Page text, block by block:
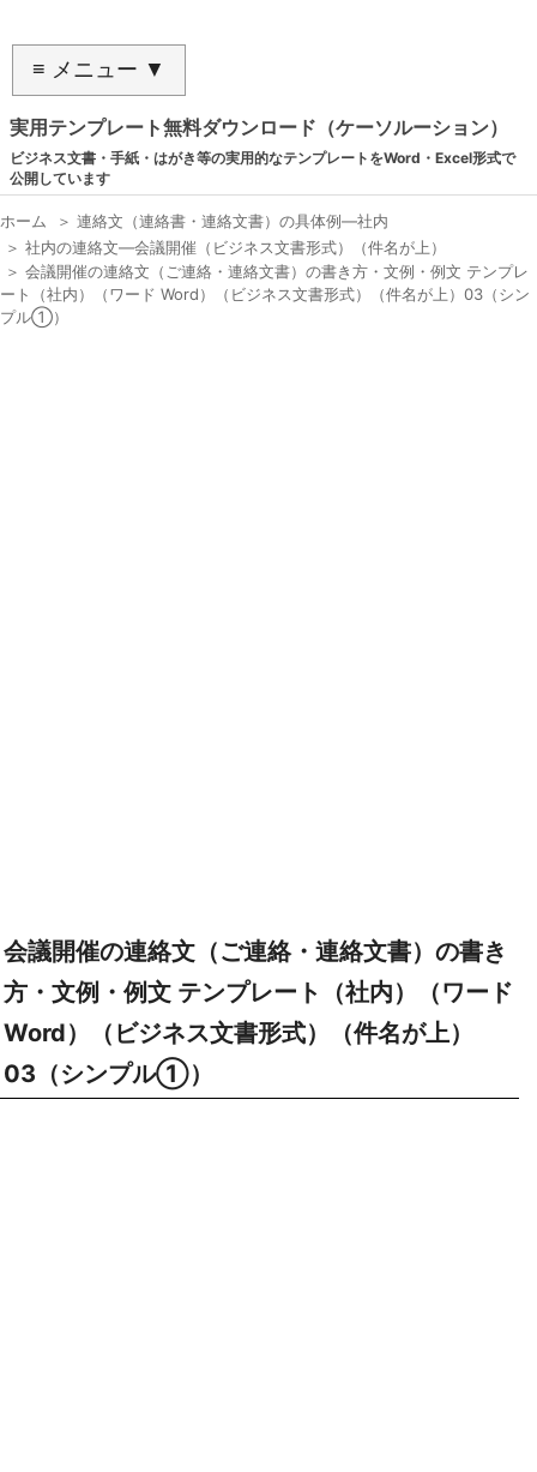
≡ メニュー ▼
実用テンプレート無料ダウンロード（ケーソルーション）
ビジネス文書・手紙・はがき等の実用的なテンプレートをWord・Excel形式で
公開しています
ホーム ＞ 連絡文（連絡書・連絡文書）の具体例―社内
＞ 社内の連絡文―会議開催（ビジネス文書形式）（件名が上）
＞ 会議開催の連絡文（ご連絡・連絡文書）の書き方・文例・例文 テンプレ
ート（社内）（ワード Word）（ビジネス文書形式）（件名が上）03（シン
プル①）
会議開催の連絡文（ご連絡・連絡文書）の書き
方・文例・例文 テンプレート（社内）（ワード
Word）（ビジネス文書形式）（件名が上）
03（シンプル①）